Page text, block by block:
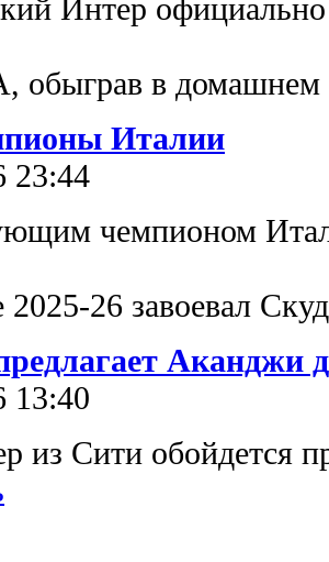
Интер
обыграв в
Италии
23:44
чемпионом
2025-26 завоевал
Аканджи
13:40
из Сити обойдется